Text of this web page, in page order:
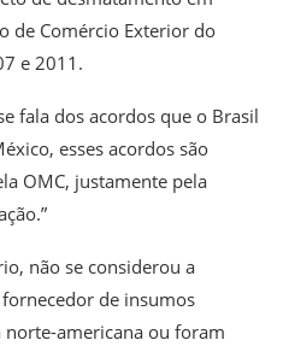
de Comércio Exterior do
e 2011.
fala dos acordos que o Brasil
esses acordos são
OMC, justamente pela
não se considerou a
de insumos
americana ou foram